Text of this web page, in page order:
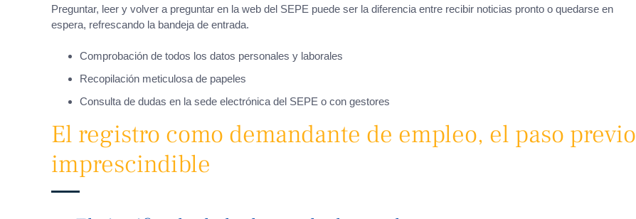
Preguntar, leer y volver a preguntar en la web del SEPE puede ser la diferencia entre recibir noticias pronto o quedarse en
espera, refrescando la bandeja de entrada.
Comprobación de todos los datos personales y laborales
Recopilación meticulosa de papeles
Consulta de dudas en la sede electrónica del SEPE o con gestores
El registro como demandante de empleo, el paso previo
imprescindible